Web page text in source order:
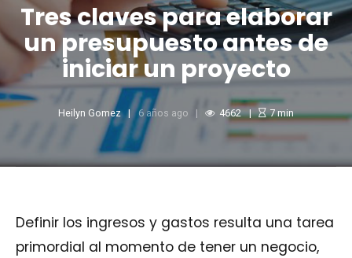
Tres claves para elaborar
un presupuesto antes de
iniciar un proyecto
Heilyn Gomez 6 años ago 4662 7min
Definir los ingresos y gastos resulta una tarea
primordial al momento de tener un negocio,